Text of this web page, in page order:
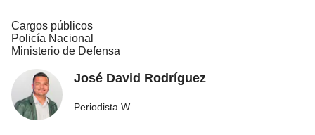
Cargos públicos
Policía Nacional
Ministerio de Defensa
José David Rodríguez
Periodista W.